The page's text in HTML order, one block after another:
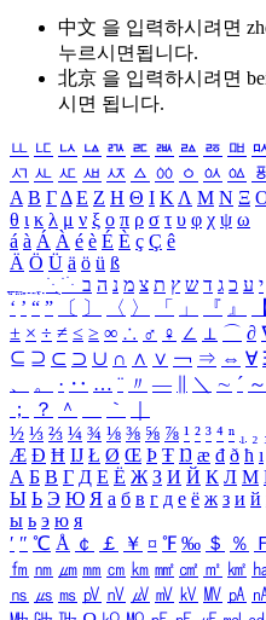
中文 을 입력하시려면
누르시면됩니다.
北京 을 입력하시려면
시면 됩니다.
ㅥ ㅦ ㅧ ㅨ ㅩ ㅪ ㅫ ㅬ ㅭ ㅮ
ㅺ ㅻ ㅼ ㅽ ㅾ ㅿ ㆀ ㆁ ㆂ ㆃ ㆄ
Α Β ΓΔ Ε Ζ Η Θ Ι ΚΛ Μ Ν Ξ
θ ι κ λ μ ν ξ ο π ρ σ τ υ φ χ ψ ω
á à Á À é è É È ç Ç ê
Ä Ö Ü ä ö ü ß
ִֶֹ ֻּ ׁׂ י ע כ ג ד ש ץ ת צ מ נ ה ב
‘ ’ “ ” 〔 〕 〈 〉 「 」 『 』 【
± × ÷ ≠ ≤ ≥ ∞ ∴ ♂ ♀ ∠ ⊥ ⌒ ∂
⊆ ⊇ ⊂ ⊃ ∪ ∩ ∧ ∨ ￢ ⇒ ⇔ ∀
、
。 · ‥ … ¨ 〃 ― ＼ ∼ ´ ～
；
？ ＾ ｀
½ ⅓ ⅔ ¼ ¾ ⅛ ⅜ ⅝ ⅞ ¹ ² ³ ⁴ ⁿ ₁ ₂
Æ Ð Ħ Ĳ Ł Ø Œ Þ Ŧ Ŋ æ đ ð ħ ı
А Б В Г Д Е Ё Ж З И Й К Л М
Ы Ь Э Ю Я а б в г д е ё ж з и й
ы ь э ю я
′ ″ ℃ Å ￠ ￡ ￥ ¤ ℉ ‰ ＄ ％
㎙ ㎚ ㎛ ㎜ ㎝ ㎞ ㎟ ㎠ ㎡ ㎢
㎱ ㎲ ㎳ ㎴ ㎵ ㎶ ㎷ ㎸ ㎹ ㎀